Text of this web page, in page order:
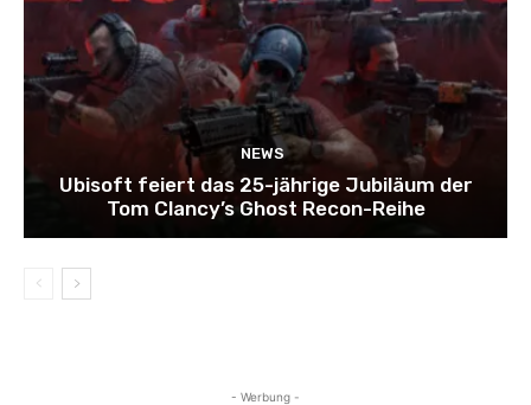
NEWS
Ubisoft feiert das 25-jährige Jubiläum der
Tom Clancy’s Ghost Recon-Reihe
- Werbung -